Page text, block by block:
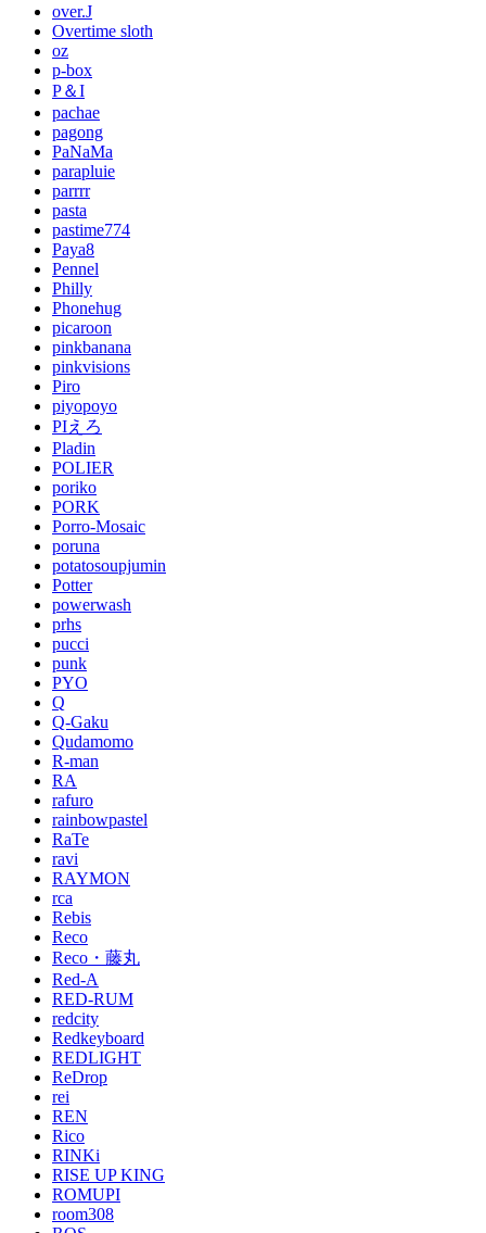
over.J
Overtime sloth
oz
p-box
P＆I
pachae
pagong
PaNaMa
parapluie
parrrr
pasta
pastime774
Paya8
Pennel
Philly
Phonehug
picaroon
pinkbanana
pinkvisions
Piro
piyopoyo
PIえろ
Pladin
POLIER
poriko
PORK
Porro-Mosaic
poruna
potatosoupjumin
Potter
powerwash
prhs
pucci
punk
PYO
Q
Q-Gaku
Qudamomo
R-man
RA
rafuro
rainbowpastel
RaTe
ravi
RAYMON
rca
Rebis
Reco
Reco・藤丸
Red-A
RED-RUM
redcity
Redkeyboard
REDLIGHT
ReDrop
rei
REN
Rico
RINKi
RISE UP KING
ROMUPI
room308